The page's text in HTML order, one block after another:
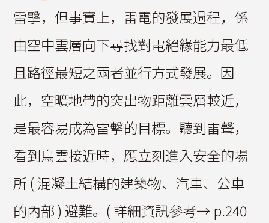
雷擊，但事實上，雷電的發展過程，係
由空中雲層向下尋找對電絕緣能力最低
且路徑最短之兩者並行方式發展。因
此，空曠地帶的突出物距離雲層較近，
是最容易成為雷擊的目標。聽到雷聲，
看到烏雲接近時，應立刻進入安全的場
所 ( 混凝土結構的建築物、汽車、公車
的內部 ) 避難。( 詳細資訊參考→ p.240